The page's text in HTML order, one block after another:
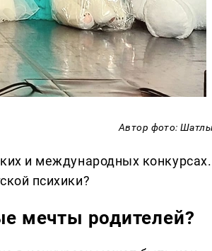
Автор фото:
и международных конкурсах.
психики?
мечты родителей?